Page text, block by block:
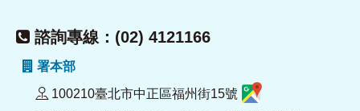
諮詢專線：(02) 4121166
署本部
100210臺北市中正區福州街15號